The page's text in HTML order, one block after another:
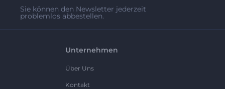
Sie können den Newsletter jederzeit
problemlos abbestellen.
Unternehmen
Über Uns
Kontakt